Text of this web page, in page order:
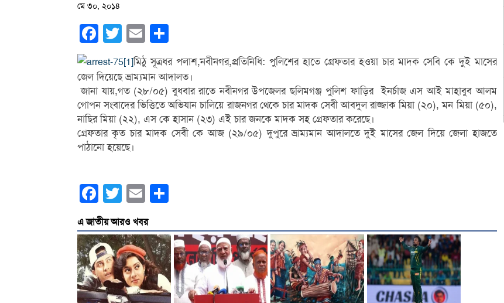
মে ৩০, ২০১৪
Facebook
Twitter Email
মিঠু সূত্রধর পলাশ,নবীনগর,প্রতিনিধি: পুলিশের হাতে গ্রেফতার হওয়া চার মাদক সেবি কে দুই মাসের
জেল দিয়েছে ভ্রাম্যমান আদালত।
জানা যায়,গত (২৮/০৫) বুধবার রাতে নবীনগর উপজেলর ছলিমগঞ্জ পুলিশ ফাড়ির ইনর্চাজ এস আই মাহাবুব আলম
গোপন সংবাদের ভিত্তিতে অভিযান চালিয়ে রাজনগর থেকে চার মাদক সেবী আবদুল রাজ্জাক মিয়া (২০), মন মিয়া (৫০),
নাছির মিয়া (২২), এস কে হাসান (২৩) এই চার জনকে মাদক সহ গ্রেফতার করেছে।
গ্রেফতার কৃত চার মাদক সেবী কে আজ (২৯/০৫) দুপুরে ভ্রাম্যমান আদালতে দুই মাসের জেল দিয়ে জেলা হাজতে
পাঠানো হয়েছে।
Facebook
Twitter Email
এ জাতীয় আরও খবর